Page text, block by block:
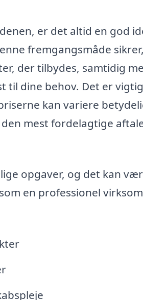
er det altid en god
fremgangsmåde
der tilbydes, samtidig
til dine behov. Det er
kan variere
mest fordelagtige
opgaver, og det kan
en professionel